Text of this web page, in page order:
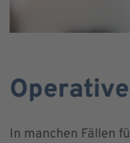
In manchen Fällen